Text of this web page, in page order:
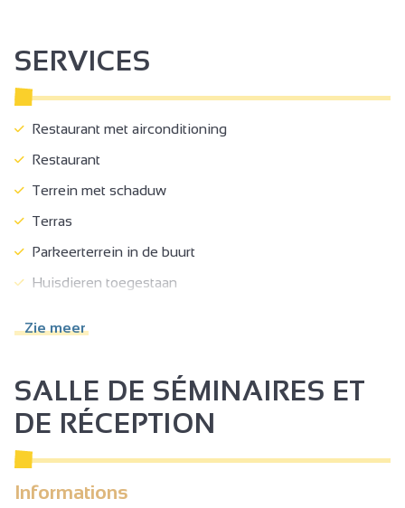
SERVICES
Restaurant met airconditioning
Restaurant
Terrein met schaduw
Terras
Parkeerterrein in de buurt
Huisdieren toegestaan
Wifi Internet
Airco
Concert/voorstelling
Receptie
Zie meer
SALLE DE SÉMINAIRES ET
DE RÉCEPTION
Informations